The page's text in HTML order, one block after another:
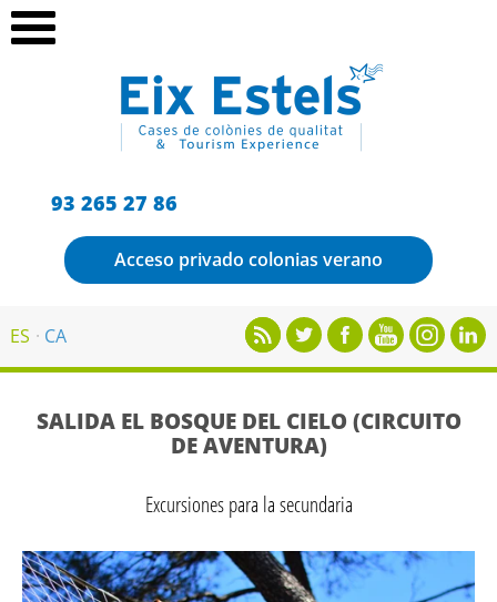
93 265 27 86
Acceso privado colonias verano
ES CA
SALIDA EL BOSQUE DEL CIELO (CIRCUITO
DE AVENTURA)
Excursiones para la secundaria